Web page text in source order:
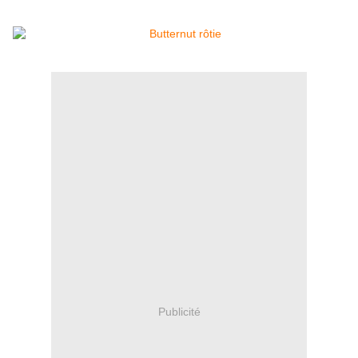
Publicité